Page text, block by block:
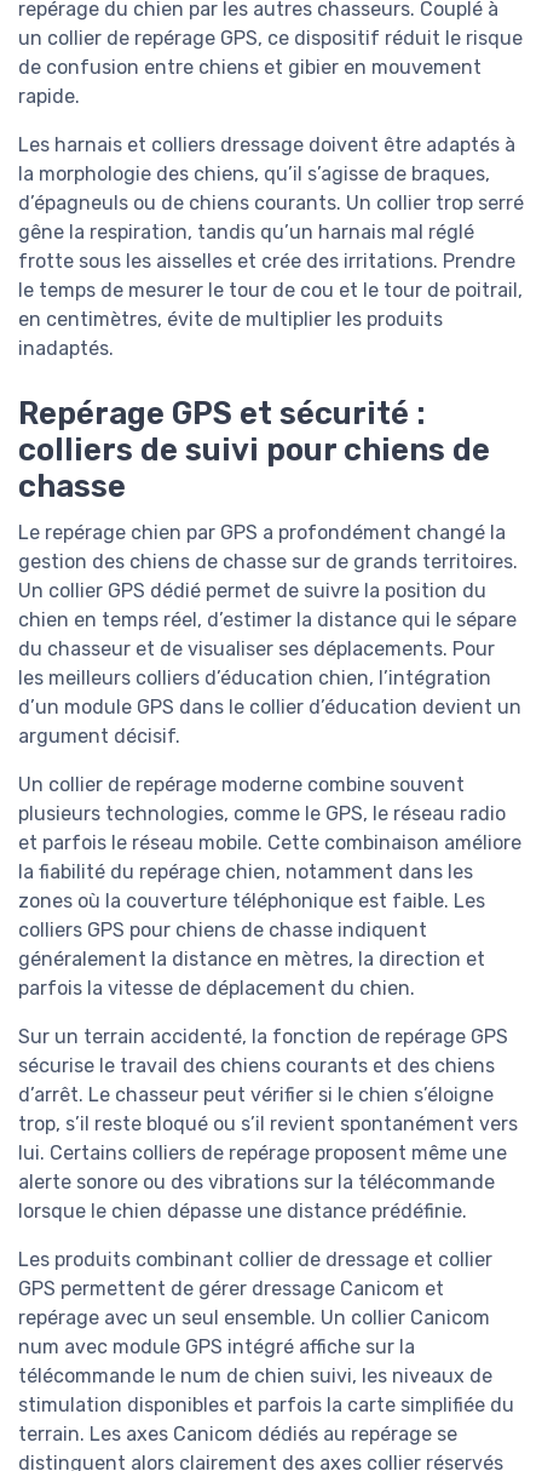
repérage du chien par les autres chasseurs. Couplé à
un collier de repérage GPS, ce dispositif réduit le risque
de confusion entre chiens et gibier en mouvement
rapide.
Les harnais et colliers dressage doivent être adaptés à
la morphologie des chiens, qu’il s’agisse de braques,
d’épagneuls ou de chiens courants. Un collier trop serré
gêne la respiration, tandis qu’un harnais mal réglé
frotte sous les aisselles et crée des irritations. Prendre
le temps de mesurer le tour de cou et le tour de poitrail,
en centimètres, évite de multiplier les produits
inadaptés.
Repérage GPS et sécurité :
colliers de suivi pour chiens de
chasse
Le repérage chien par GPS a profondément changé la
gestion des chiens de chasse sur de grands territoires.
Un collier GPS dédié permet de suivre la position du
chien en temps réel, d’estimer la distance qui le sépare
du chasseur et de visualiser ses déplacements. Pour
les meilleurs colliers d’éducation chien, l’intégration
d’un module GPS dans le collier d’éducation devient un
argument décisif.
Un collier de repérage moderne combine souvent
plusieurs technologies, comme le GPS, le réseau radio
et parfois le réseau mobile. Cette combinaison améliore
la fiabilité du repérage chien, notamment dans les
zones où la couverture téléphonique est faible. Les
colliers GPS pour chiens de chasse indiquent
généralement la distance en mètres, la direction et
parfois la vitesse de déplacement du chien.
Sur un terrain accidenté, la fonction de repérage GPS
sécurise le travail des chiens courants et des chiens
d’arrêt. Le chasseur peut vérifier si le chien s’éloigne
trop, s’il reste bloqué ou s’il revient spontanément vers
lui. Certains colliers de repérage proposent même une
alerte sonore ou des vibrations sur la télécommande
lorsque le chien dépasse une distance prédéfinie.
Les produits combinant collier de dressage et collier
GPS permettent de gérer dressage Canicom et
repérage avec un seul ensemble. Un collier Canicom
num avec module GPS intégré affiche sur la
télécommande le num de chien suivi, les niveaux de
stimulation disponibles et parfois la carte simplifiée du
terrain. Les axes Canicom dédiés au repérage se
distinguent alors clairement des axes collier réservés